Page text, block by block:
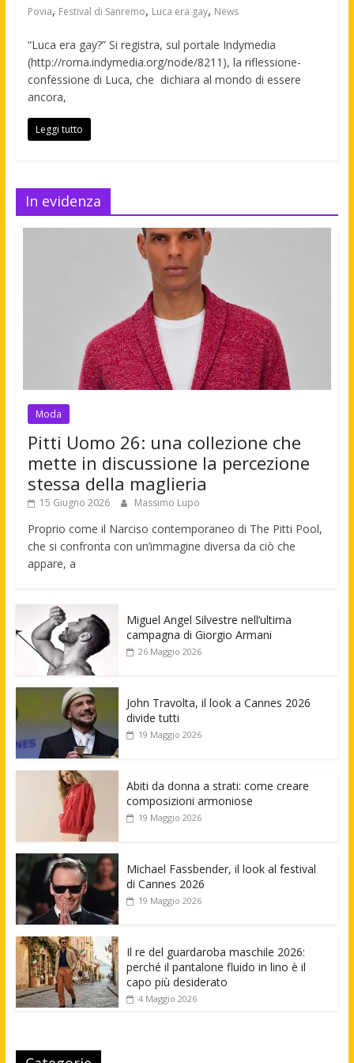
Povia, Festival di Sanremo, Luca era gay, News
“Luca era gay?” Si registra, sul portale Indymedia
(http://roma.indymedia.org/node/8211), la riflessione-
confessione di Luca, che dichiara al mondo di essere
ancora,
Leggi tutto
In evidenza
Moda
Pitti Uomo 26: una collezione che
mette in discussione la percezione
stessa della maglieria
15 Giugno 2026 Massimo Lupo
Proprio come il Narciso contemporaneo di The Pitti Pool,
che si confronta con un’immagine diversa da ciò che
appare, a
Miguel Angel Silvestre nell’ultima
campagna di Giorgio Armani
26 Maggio 2026
John Travolta, il look a Cannes 2026
divide tutti
19 Maggio 2026
Abiti da donna a strati: come creare
composizioni armoniose
19 Maggio 2026
Michael Fassbender, il look al festival
di Cannes 2026
19 Maggio 2026
Il re del guardaroba maschile 2026:
perché il pantalone fluido in lino è il
capo più desiderato
4 Maggio 2026